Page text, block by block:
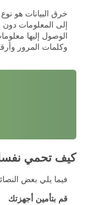
خرق البيانات هو
إلى المعلومات
الوصول إليها
وكلمات المرور
كيف تحمي
فيما يلي بعض
قم بتأمين أجهزتك